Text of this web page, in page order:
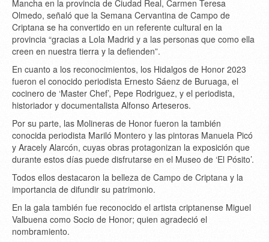
Mancha en la provincia de Ciudad Real, Carmen Teresa
Olmedo, señaló que la Semana Cervantina de Campo de
Criptana se ha convertido en un referente cultural en la
provincia “gracias a Lola Madrid y a las personas que como ella
creen en nuestra tierra y la defienden”.
En cuanto a los reconocimientos, los Hidalgos de Honor 2023
fueron el conocido periodista Ernesto Sáenz de Buruaga, el
cocinero de ‘Master Chef’, Pepe Rodriguez, y el periodista,
historiador y documentalista Alfonso Arteseros.
Por su parte, las Molineras de Honor fueron la también
conocida periodista Mariló Montero y las pintoras Manuela Picó
y Aracely Alarcón, cuyas obras protagonizan la exposición que
durante estos días puede disfrutarse en el Museo de ‘El Pósito’.
Todos ellos destacaron la belleza de Campo de Criptana y la
importancia de difundir su patrimonio.
En la gala también fue reconocido el artista criptanense Miguel
Valbuena como Socio de Honor; quien agradeció el
nombramiento.